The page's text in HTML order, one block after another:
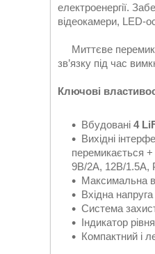
електроенергії.
відеокамери, LED-
Миттєве
зв’язку під час
Ключові
Вбудовані 4
Вихідні
перемикається
9В/2А, 12В/1.5А,
Максимальна
Вхідна напруга
Система
Індикатор
Компактний і